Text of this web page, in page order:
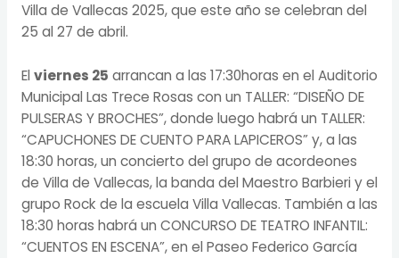
Villa de Vallecas 2025, que este año se celebran del
25 al 27 de abril.
El viernes 25 arrancan a las 17:30horas en el Auditorio
Municipal Las Trece Rosas con un TALLER: “DISEÑO DE
PULSERAS Y BROCHES”, donde luego habrá un TALLER:
“CAPUCHONES DE CUENTO PARA LAPICEROS” y, a las
18:30 horas, un concierto del grupo de acordeones
de Villa de Vallecas, la banda del Maestro Barbieri y el
grupo Rock de la escuela Villa Vallecas. También a las
18:30 horas habrá un CONCURSO DE TEATRO INFANTIL:
“CUENTOS EN ESCENA”, en el Paseo Federico García